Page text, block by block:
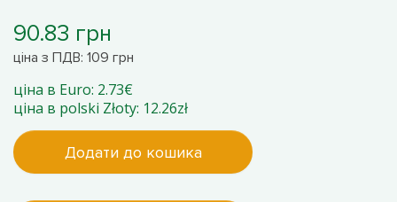
90.83 грн
ціна з ПДВ: 109 грн
ціна в Euro: 2.73€
ціна в polski Złoty: 12.26zł
Додати до кошика